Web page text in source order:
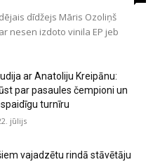
dīdžejs Māris Ozoliņš
nesen izdoto vinila EP jeb
ar Anatoliju Kreipānu:
par pasaules čempioni un
turnīru
jūlijs
vajadzētu rindā stāvētāju